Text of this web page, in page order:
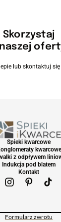
Skorzystaj
lub skontaktuj
Spieki kwarcowe
kwarcowe
z odpływem
Indukcja pod blatem
Kontakt
Formularz zwrotu